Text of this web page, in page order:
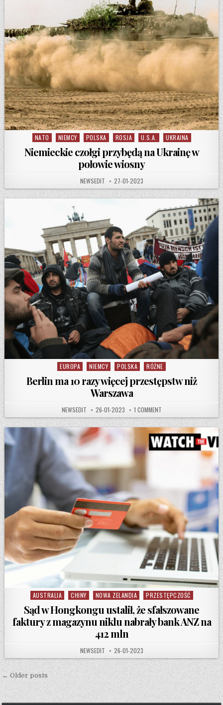
Posted in
NATO NIEMCY POLSKA ROSJA U.S.A. UKRAINA
Niemieckie czołgi przybędą na Ukrainę w
połowie wiosny
AUTHOR:
NEWSEDIT PUBLISHED DATE:
27-01-2023
Posted in
EUROPA NIEMCY POLSKA RÓŻNE
Berlin ma 10 razy więcej przestępstw niż
Warszawa
AUTHOR:
NEWSEDIT PUBLISHED DATE:
26-01-2023 1 COMMENTON BERLIN MA 10 RAZY
Posted in
AUSTRALIA CHINY NOWA ZELANDIA PRZESTĘPCZOŚĆ
Sąd w Hongkongu ustalił, że sfałszowane
faktury z magazynu niklu nabrały bank ANZ na
412 mln
AUTHOR:
NEWSEDIT PUBLISHED DATE:
26-01-2023
Posts navigation
← Older posts